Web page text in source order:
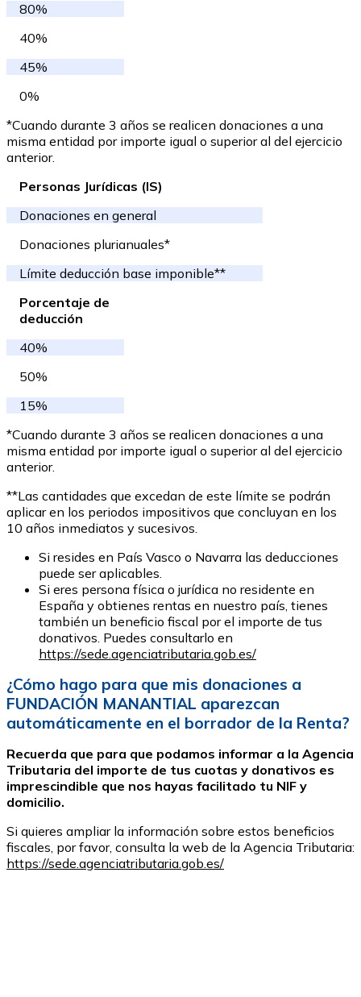
80%
40%
45%
0%
*Cuando durante 3 años se realicen donaciones a una
misma entidad por importe igual o superior al del ejercicio
anterior.
Personas Jurídicas (IS)
Donaciones en general
Donaciones plurianuales*
Límite deducción base imponible**
Porcentaje de
deducción
40%
50%
15%
*Cuando durante 3 años se realicen donaciones a una
misma entidad por importe igual o superior al del ejercicio
anterior.
**Las cantidades que excedan de este límite se podrán
aplicar en los periodos impositivos que concluyan en los
10 años inmediatos y sucesivos.
Si resides en País Vasco o Navarra las deducciones
puede ser aplicables.
Si eres persona física o jurídica no residente en
España y obtienes rentas en nuestro país, tienes
también un beneficio fiscal por el importe de tus
donativos. Puedes consultarlo en
https://sede.agenciatributaria.gob.es/
¿Cómo hago para que mis donaciones a
FUNDACIÓN MANANTIAL aparezcan
automáticamente en el borrador de la Renta?
Recuerda que para que podamos informar a la Agencia
Tributaria del importe de tus cuotas y donativos es
imprescindible que nos hayas facilitado tu NIF y
domicilio.
Si quieres ampliar la información sobre estos beneficios
fiscales, por favor, consulta la web de la Agencia Tributaria:
https://sede.agenciatributaria.gob.es/